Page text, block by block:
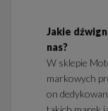
Jakie
nas?
W sklepie
markowych
on